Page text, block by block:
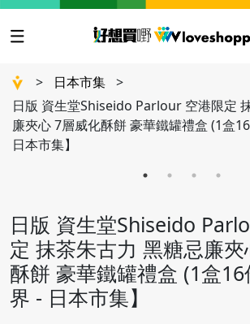
> 日本市集
>
日版 資生堂Shiseido Parlour 空港限定
廉夾心 7層威化酥餅 豪華鐵罐禮盒 (1盒
日本市集】
日版 資生堂Shiseido
定 抹茶朱古力 黑糖忌廉
酥餅 豪華鐵罐禮盒 (1盒
界 - 日本市集】